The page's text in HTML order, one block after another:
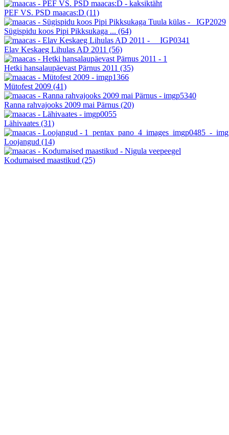
PEF VS. PSD maacas:D (11)
Sügispidu koos Pipi Pikksukaga ... (64)
Elav Keskaeg Lihulas AD 2011 (56)
Hetki hansalaupäevast Pärnus 2011 (35)
Mütofest 2009 (41)
Ranna rahvajooks 2009 mai Pärnus (20)
Lähivaates (31)
Loojangud (14)
Kodumaised maastikud (25)